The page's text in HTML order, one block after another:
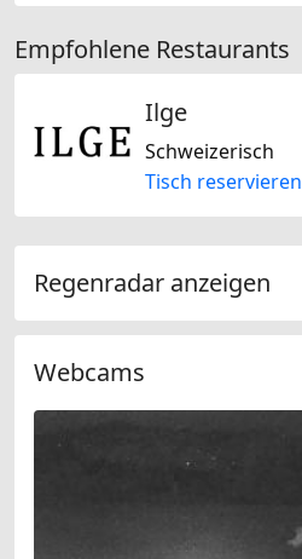
Empfohlene Restaurants
Ilge
Schweizerisch
Tisch reservieren
Regenradar anzeigen
Webcams